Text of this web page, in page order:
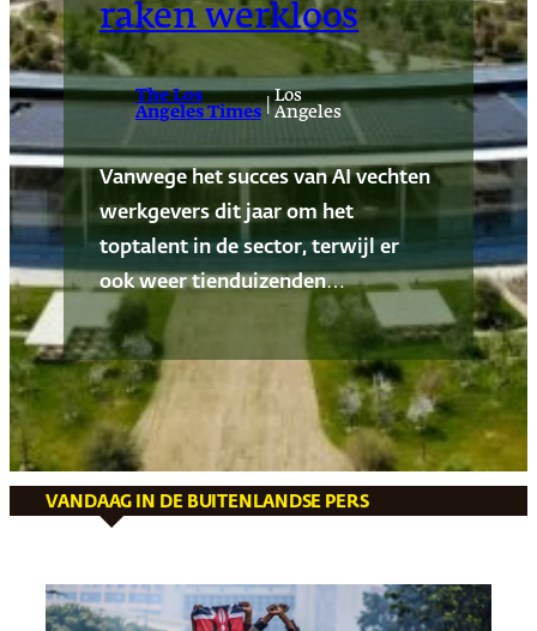
raken werkloos
The Los
Angeles Times
|Los
Angeles
Vanwege het succes van AI vechten
werkgevers dit jaar om het
toptalent in de sector, terwijl er
ook weer tienduizenden…
VANDAAG IN DE BUITENLANDSE PERS